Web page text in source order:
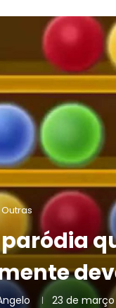
Outras
23 de março